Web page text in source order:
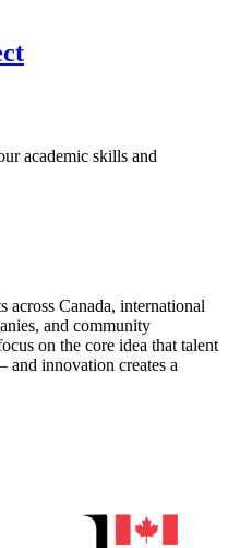
academic skills and
across Canada, international
and community
on the core idea that talent
innovation creates a